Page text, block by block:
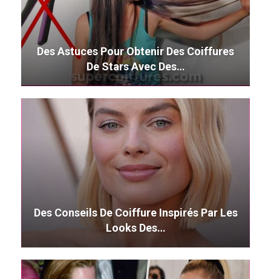
Des Astuces Pour Obtenir Des Coiffures
De Stars Avec Des…
Des Conseils De Coiffure Inspirés Par Les
Looks Des…